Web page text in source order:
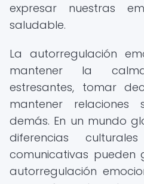
expresar nuestras
saludable.
La autorregulación
mantener la
estresantes, tomar
mantener relaciones
demás. En un mundo
diferencias
comunicativas pueden
autorregulación